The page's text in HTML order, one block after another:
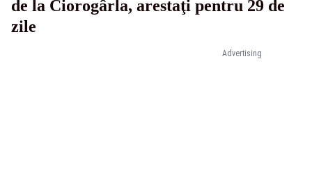
Advertising
de la Ciorogârla, arestaţi pentru 29 de
zile